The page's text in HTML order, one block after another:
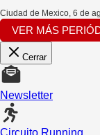
Ciudad de Mexico, 6 de
VER MÁS
Cerrar
Newsletter